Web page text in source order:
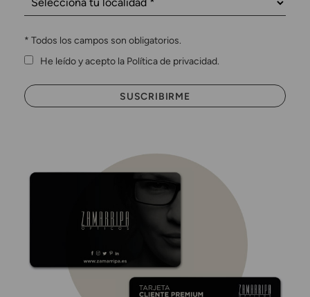
* Todos los campos son obligatorios.
He leído y acepto la Política de privacidad.